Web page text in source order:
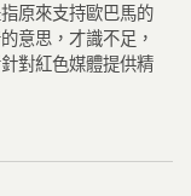
原來支持歐巴馬的
意思，才識不足，
對紅色媒體提供精